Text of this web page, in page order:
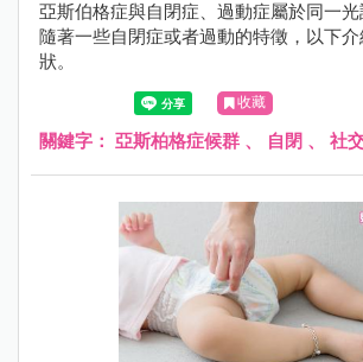
亞斯伯格症與自閉症、過動症屬於同一
隨著一些自閉症或者過動的特徵，以下
狀。
收藏
關鍵字： 亞斯柏格症候群 、 自閉 、 社